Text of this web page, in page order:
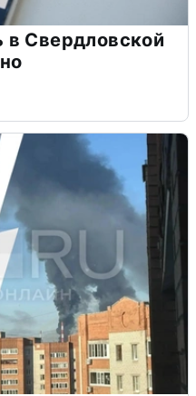
в Свердловской